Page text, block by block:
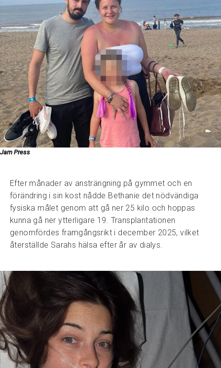
Jam Press
Efter månader av ansträngning på gymmet och en
förändring i sin kost nådde Bethanie det nödvändiga
fysiska målet genom att gå ner 25 kilo och hoppas
kunna gå ner ytterligare 19. Transplantationen
genomfördes framgångsrikt i december 2025, vilket
återställde Sarahs hälsa efter år av dialys.